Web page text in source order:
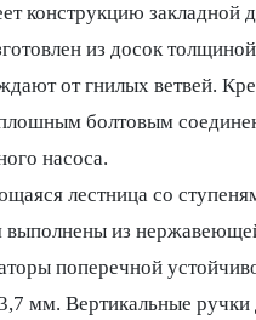
конструкцию закладной
из досок
от гнилых ветвей.
болтовым
насоса.
лестница со
из
поперечной
мм. Вертикальные